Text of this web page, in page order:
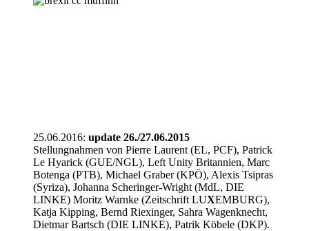
25.06.2016: update 26./27.06.2015
Stellungnahmen von Pierre Laurent (EL, PCF), Patrick
Le Hyarick (GUE/NGL), Left Unity Britannien, Marc
Botenga (PTB), Michael Graber (KPÖ), Alexis Tsipras
(Syriza), Johanna Scheringer-Wright (MdL, DIE
LINKE) Moritz Warnke (Zeitschrift LUXEMBURG),
Katja Kipping, Bernd Riexinger, Sahra Wagenknecht,
Dietmar Bartsch (DIE LINKE), Patrik Köbele (DKP).